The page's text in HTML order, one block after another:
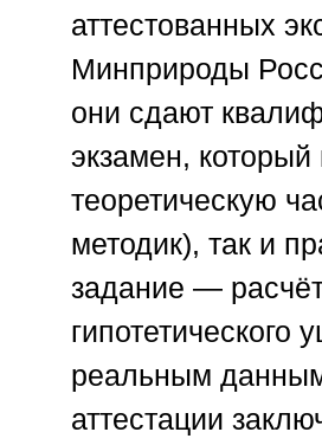
аттестованных
Минприроды
они сдают
экзамен, который
теоретическую
методик), так и
задание —
гипотетического
реальным
аттестации